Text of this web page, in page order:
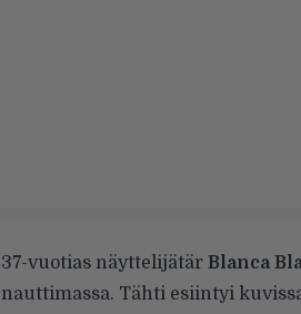
37-vuotias näyttelijätär Blanca
nauttimassa. Tähti esiintyi